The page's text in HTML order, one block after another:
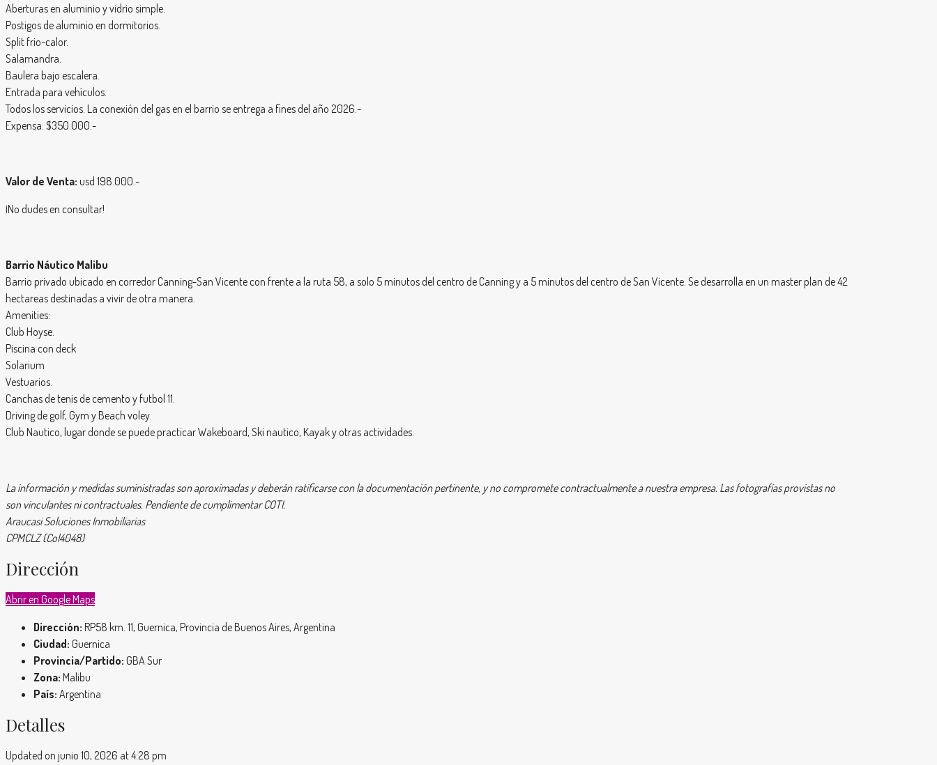
Aberturas en aluminio y vidrio simple.
Postigos de aluminio en dormitorios.
Split frio-calor.
Salamandra.
Baulera bajo escalera.
Entrada para vehículos.
Todos los servicios. La conexión del gas en el barrio se entrega a fines del año 2026.-
Expensa: $350.000.-
Valor de Venta: usd 198.000.-
¡No dudes en consultar!
Barrio Náutico Malibu
Barrio privado ubicado en corredor Canning-San Vicente con frente a la ruta 58, a solo 5 minutos del centro de Canning y a 5 minutos del centro de San Vicente. Se desarrolla en un master plan de 42
hectareas destinadas a vivir de otra manera.
Amenities:
Club Hoyse.
Piscina con deck
Solarium
Vestuarios.
Canchas de tenis de cemento y futbol 11.
Driving de golf, Gym y Beach voley.
Club Nautico, lugar donde se puede practicar Wakeboard, Ski nautico, Kayak y otras actividades.
La información y medidas suministradas son aproximadas y deberán ratificarse con la documentación pertinente, y no compromete contractualmente a nuestra empresa. Las fotografías provistas no
son vinculantes ni contractuales. Pendiente de cumplimentar COTI.
Araucasi Soluciones Inmobiliarias
CPMCLZ (Col4048)
Dirección
Abrir en Google Maps
Dirección: RP58 km. 11, Guernica, Provincia de Buenos Aires, Argentina
Ciudad: Guernica
Provincia/Partido: GBA Sur
Zona: Malibu
País: Argentina
Detalles
Updated on junio 10, 2026 at 4:28 pm